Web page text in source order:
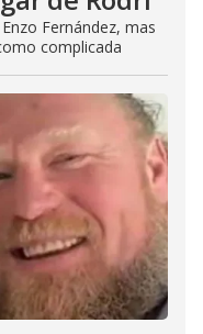
Fernández, mas
complicada